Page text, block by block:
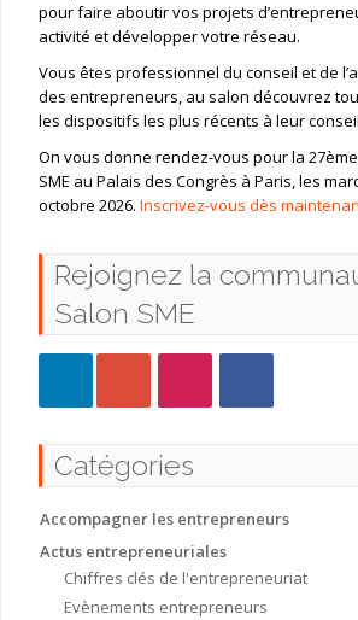
pour faire aboutir vos projets
activité et développer votre réseau.
Vous êtes professionnel du conseil et de
des entrepreneurs, au salon découvrez
les dispositifs les plus récents à leur
On vous donne rendez-vous pour la
SME au Palais des Congrès à Paris, les
octobre 2026. Inscrivez-vous dès
Rejoignez la
Salon SME
Catégories
Accompagner les entrepreneurs
Actus entrepreneuriales
Chiffres clés de l'entrepreneuriat
Evènements entrepreneurs